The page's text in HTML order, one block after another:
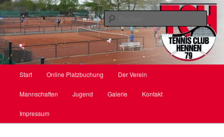
Zum
primären
Inhalt
springen
Zum
sekundären
Inhalt
springenTC Hennen e. V.
Start Online Platzbuchung Der Verein
Mannschaften Jugend Galerie Kontakt
Impressum